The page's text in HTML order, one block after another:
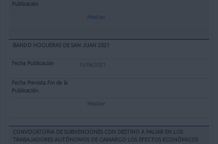
Mostrar
BANDO HOGUERAS DE SAN JUAN 2021
15/06/2021
Mostrar
CONVOCATORIA DE SUBVENCIONES CON DESTINO A PALIAR EN LOS
TRABAJADORES AUTÓNOMOS DE CAMARGO LOS EFECTOS ECONÓMICOS